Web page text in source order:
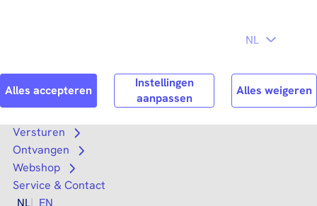
Search Zoek
Versturen
Open submenu
Ontvangen
Open submenu
Webshop
Open submenu
Service & Contact
NL
EN